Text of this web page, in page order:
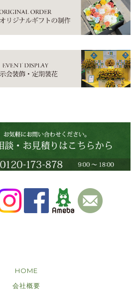
HOME
会社概要